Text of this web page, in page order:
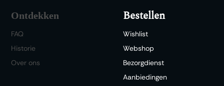
Ontdekken
FAQ
Historie
Over ons
Bestellen
Wishlist
Webshop
Bezorgdienst
Aanbiedingen